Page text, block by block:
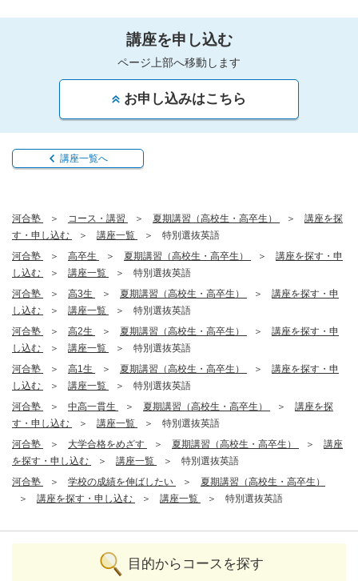
講座を申し込む
ページ上部へ移動します
お申し込みはこちら
講座一覧へ
河合塾 コース・講習 夏期講習（高校生・高卒生）
講座を探
す・申し込む
講座一覧
特別選抜英語
河合塾
高卒生 夏期講習（高校生・高卒生）
講座を探す・申
し込む
講座一覧
特別選抜英語
河合塾
高3生 夏期講習（高校生・高卒生）
講座を探す・申
し込む
講座一覧
特別選抜英語
河合塾
高2生 夏期講習（高校生・高卒生）
講座を探す・申
し込む
講座一覧
特別選抜英語
河合塾
高1生 夏期講習（高校生・高卒生）
講座を探す・申
し込む
講座一覧
特別選抜英語
河合塾
中高一貫生 夏期講習（高校生・高卒生）
講座を探
す・申し込む
講座一覧
特別選抜英語
河合塾
大学合格をめざす 夏期講習（高校生・高卒生）
講座
を探す・申し込む
講座一覧
特別選抜英語
河合塾
学校の成績を伸ばしたい
夏期講習（高校生・高卒生）
講座を探す・申し込む
講座一覧 特別選抜英語
目的からコースを探す